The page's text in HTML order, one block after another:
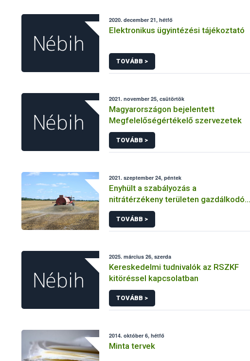
2020. december 21, hétfő
Elektronikus ügyintézési tájékoztató
TOVÁBB >
2021. november 25, csütörtök
Magyarországon bejelentett
Megfelelőségértékelő szervezetek
TOVÁBB >
2021. szeptember 24, péntek
Enyhült a szabályozás a
nitrátérzékeny területen gazdálkodók
esetében
TOVÁBB >
2025. március 26, szerda
Kereskedelmi tudnivalók az RSZKF
kitöréssel kapcsolatban
TOVÁBB >
2014. október 6, hétfő
Minta tervek